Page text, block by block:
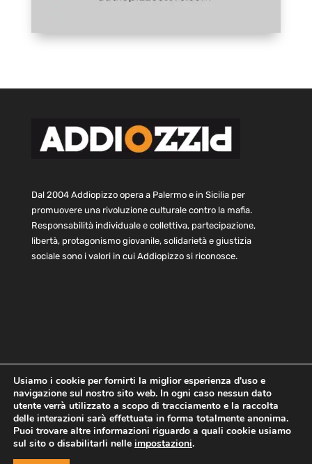
Dal 2004 Addiopizzo opera a Palermo e in Sicilia per
promuovere una rivoluzione culturale contro la mafia.
Responsabilità individuale e collettiva, partecipazione,
libertà, protagonismo giovanile, solidarietà e giustizia
sociale sono i valori in cui Addiopizzo si riconosce.
Home Statuto e bilancio
Contatti
Privacy
Cookie Child Protection Policy
Copyright © 2021 AddioPizzo | Tutti i diritti riservati | Sede
Usiamo i cookie per fornirti la miglior esperienza d'uso e
navigazione sul nostro sito web. In ogni caso nessun dato
utente verrà utilizzato a scopo di tracciamento e la raccolta
delle interazioni sarà effettuata in forma totalmente anonima.
Puoi trovare altre informazioni riguardo a quali cookie usiamo
sul sito o disabilitarli nelle impostazioni.